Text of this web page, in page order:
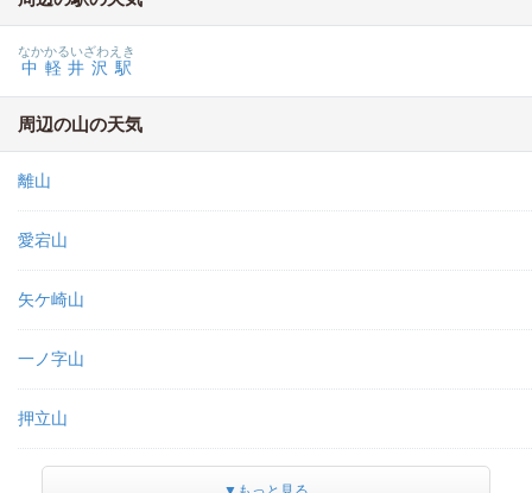
中軽井沢駅
なかかるいざわえき
周辺の山の天気
離山
愛宕山
矢ケ崎山
一ノ字山
押立山